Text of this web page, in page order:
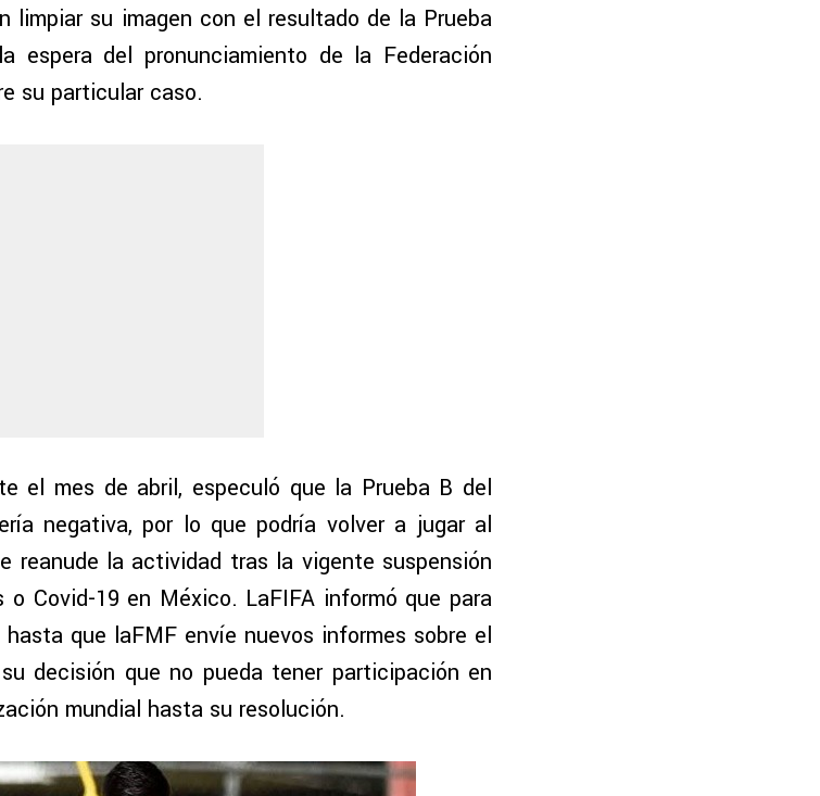
limpiar su imagen con el resultado de la Prueba
espera del pronunciamiento de la Federación
su particular caso.
el mes de abril, especuló que la Prueba B del
negativa, por lo que podría volver a jugar al
reanude la actividad tras la vigente suspensión
o Covid-19 en México. LaFIFA informó que para
que laFMF envíe nuevos informes sobre el
decisión que no pueda tener participación en
mundial hasta su resolución.